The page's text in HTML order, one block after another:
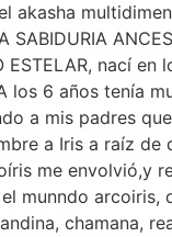
akasha
SABIDURIA
ESTELAR, nací en
los 6 años tenía
a mis padres
a Iris a raíz de
me envolvió,y
munndo arcoiris,
chamana,